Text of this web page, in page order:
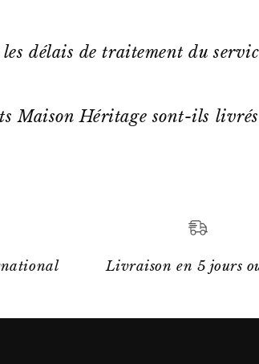
les délais de traitement du
Maison Héritage sont-ils
Livraison en 5 jours